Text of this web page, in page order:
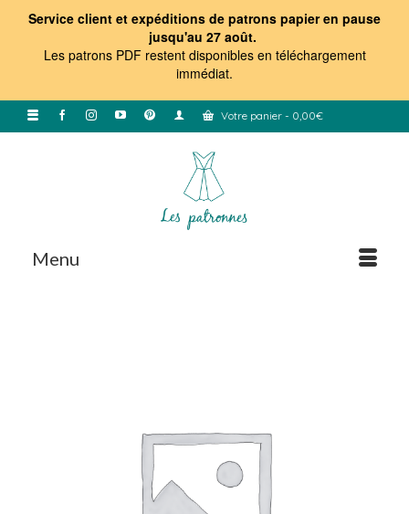
Service client et expéditions de patrons papier en pause
jusqu'au 27 août.
Les patrons PDF restent disponibles en téléchargement
immédiat.
Votre panier - 0,00€
Menu